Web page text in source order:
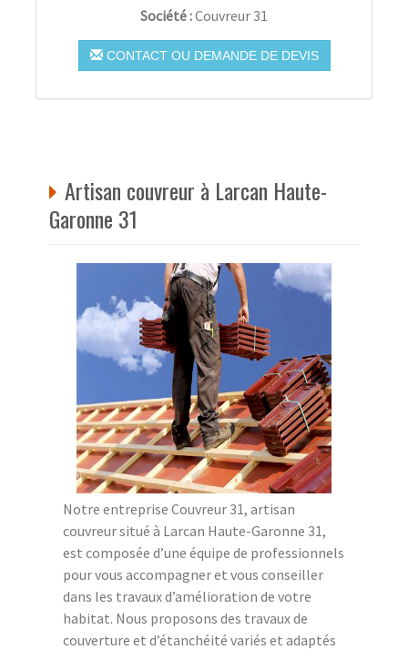
Société :Couvreur 31
CONTACT OU DEMANDE DE DEVIS
Artisan couvreur à Larcan Haute-
Garonne 31
Notre entreprise Couvreur 31, artisan
couvreur situé à Larcan Haute-Garonne 31,
est composée d’une équipe de professionnels
pour vous accompagner et vous conseiller
dans les travaux d’amélioration de votre
habitat. Nous proposons des travaux de
couverture et d’étanchéité variés et adaptés